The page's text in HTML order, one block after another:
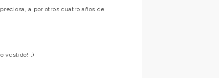
a por otros cuatro años de
vestido! ;)